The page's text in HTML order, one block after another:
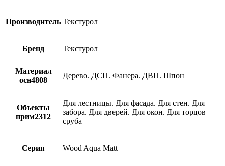
2,5
Производитель Текстурол
Бренд Текстурол
Материал
осн4808
Дерево. ДСП. Фанера. ДВП. Шпон
Объекты
прим2312
Для лестницы. Для фасада. Для стен. Для
забора. Для дверей. Для окон. Для торцов
сруба
Серия Wood Aqua Matt